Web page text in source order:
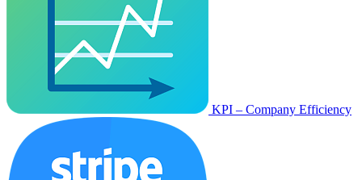
KPI – Company Efficiency